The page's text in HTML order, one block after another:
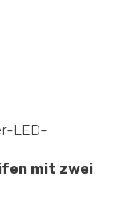
mit zwei